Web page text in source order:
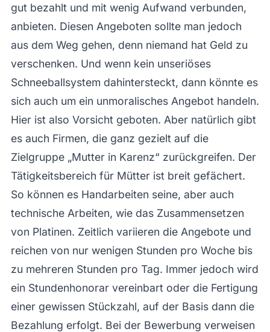
gut bezahlt und mit wenig Aufwand verbunden,
anbieten. Diesen Angeboten sollte man jedoch
aus dem Weg gehen, denn niemand hat Geld zu
verschenken. Und wenn kein unseriöses
Schneeballsystem dahintersteckt, dann könnte es
sich auch um ein unmoralisches Angebot handeln.
Hier ist also Vorsicht geboten. Aber natürlich gibt
es auch Firmen, die ganz gezielt auf die
Zielgruppe „Mutter in Karenz“ zurückgreifen. Der
Tätigkeitsbereich für Mütter ist breit gefächert.
So können es Handarbeiten seine, aber auch
technische Arbeiten, wie das Zusammensetzen
von Platinen. Zeitlich variieren die Angebote und
reichen von nur wenigen Stunden pro Woche bis
zu mehreren Stunden pro Tag. Immer jedoch wird
ein Stundenhonorar vereinbart oder die Fertigung
einer gewissen Stückzahl, auf der Basis dann die
Bezahlung erfolgt. Bei der Bewerbung verweisen